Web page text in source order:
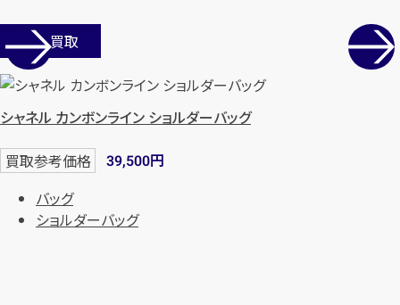
店舗買取
シャネル カンボンライン ショルダーバッグ
買取参考価格 39,500円
バッグ
ショルダーバッグ